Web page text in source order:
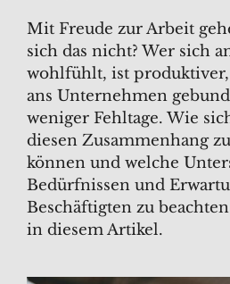
Mit Freude zur Arbeit
sich das nicht? Wer sich
wohlfühlt, ist
ans Unternehmen
weniger Fehltage. Wie
diesen Zusammenhang
können und welche
Bedürfnissen und
Beschäftigten zu
in diesem Artikel.